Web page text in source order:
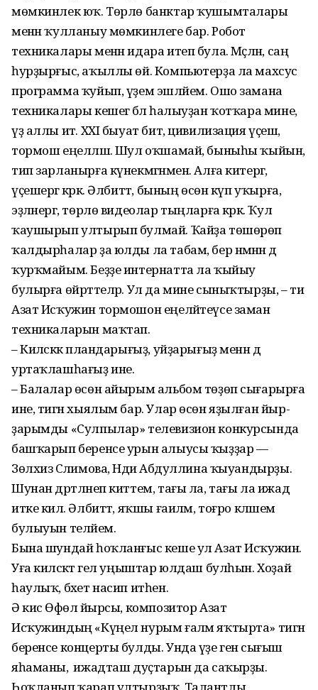
мөмкинлек юҡ. Төрлө банктар ҡушымталары
менән ҡулланыу мөмкинлеге бар. Робот
техникалары менән идара итеп була. Мәҫәлән, саң
һур­ҙырғыс, аҡыллы өй. Компьютерҙа ла махсус
программа ҡуйып, үҙем эшләйем. Ошо замана
техникалары кешегә бәлә һалыуҙан ҡотҡара мине,
үҙ аллы итә. XXI быуат бит, цивилизация үҫешә,
тормош еңелләшә. Шул оҡшамай, быныһы ҡыйын,
тип зарланырға күнекмәгәнмен. Алға китергә,
үҫешергә кәрәк. Әлбиттә, бының өсөн күп уҡырға,
эҙләнергә, төрлө видеолар тыңларға кәрәк. Ҡул
ҡаушырып ултырып булмай. Ҡайҙа төшөрөп
ҡалдырһалар ҙа юлды ла табам, бер нәмәнән дә
ҡурҡмайым. Беҙҙе интернатта ла ҡыйыу
булырға өйрәттеләр. Ул да мине сыныҡтырҙы, – ти
Азат Исҡужин тормошон еңеләйтеүсе заман
техникаларын маҡтап.
– Киләсәккә пландарығыҙ, уйҙарығыҙ менән дә
уртаҡлашһағыҙ ине.
– Балалар өсөн айырым альбом төҙөп сығарырға
ине, тигән хыялым бар. Улар өсөн яҙылған йыр­
ҙарымды «Сулпылар» телевизион конкурсында
башҡарып беренсе урын алыусы ҡыҙҙар —
Зөлхизә Сәлимова, Нәдиә Абдуллина ҡыуандырҙы.
Шунан дәртләнеп киттем, тағы ла, тағы ла ижад
итке килә. Әлбиттә, яҡшы ғаиләм, тоғро кәләшем
булыуын теләйем.
Бына шундай һоҡланғыс кеше ул Азат Исҡужин.
Уға киләсәктә гел уңыштар юлдаш булһын. Хоҙай
һаулыҡ, бәхет насип итһен.
Ә кисә Өфөлә йырсы, композитор Азат
Исҡужиндың «Күңел нурым ғаләм яҡтырта» тигән
беренсе концерты булды. Унда үҙе генә сығыш
яһаманы, ә ижадташ дуҫтарын да саҡырҙы.